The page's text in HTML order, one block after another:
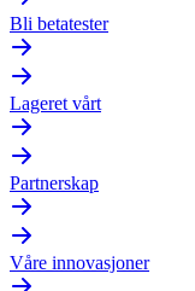
Bli betatester
Lageret vårt
Partnerskap
Våre innovasjoner